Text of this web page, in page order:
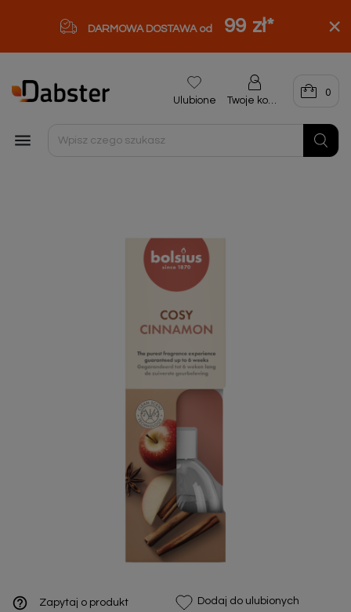
DARMOWA DOSTAWA od 99 zł*

Ulubione Twoje konto
0
help_outline Zapytaj o produkt Dodaj do ulubionych